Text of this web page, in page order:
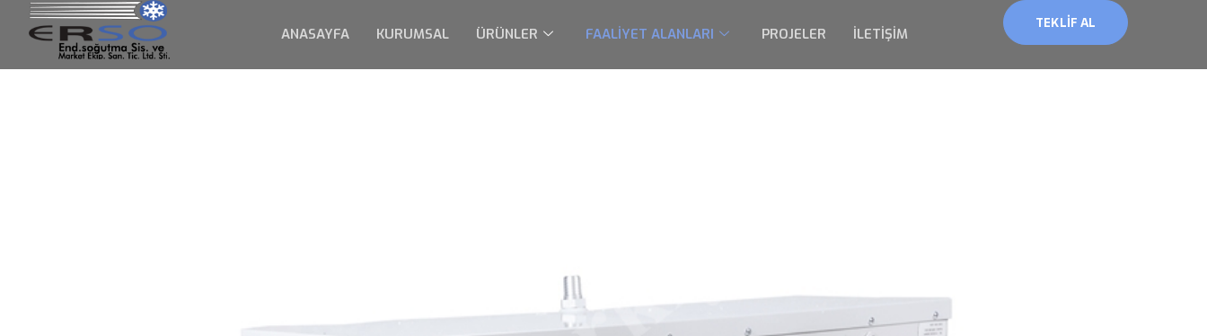
ANASAYFA KURUMSAL ÜRÜNLER FAALİYET ALANLARI PROJELER İLETIŞIM
TEKLIF AL